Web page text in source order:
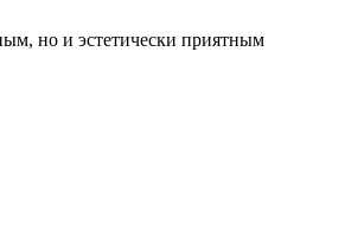
но и эстетически приятным